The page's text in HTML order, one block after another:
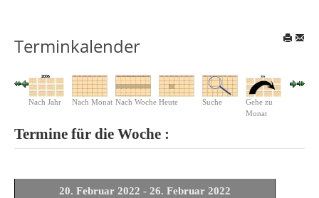
Terminkalender
Nach Jahr Nach Monat Nach Woche Heute Suche
Gehe zu
Monat
Termine für die Woche :
20. Februar 2022 - 26. Februar 2022